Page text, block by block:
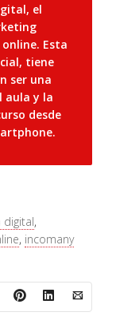
el
Esta
tiene
ser una
aula y la
desde
digital,
, incomany